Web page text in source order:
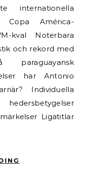
internationella
Copa América-
kval Noterbara
och rekord med
har Antonio
Individuella
Ligatitlar